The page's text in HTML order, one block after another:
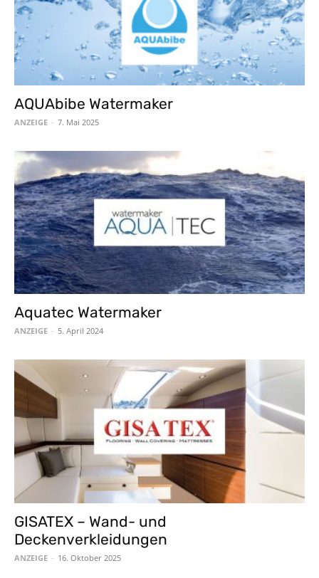
AQUAbibe Watermaker
ANZEIGE - 7. Mai 2025
Aquatec Watermaker
ANZEIGE - 5. April 2024
GISATEX – Wand- und
Deckenverkleidungen
ANZEIGE - 16. Oktober 2025